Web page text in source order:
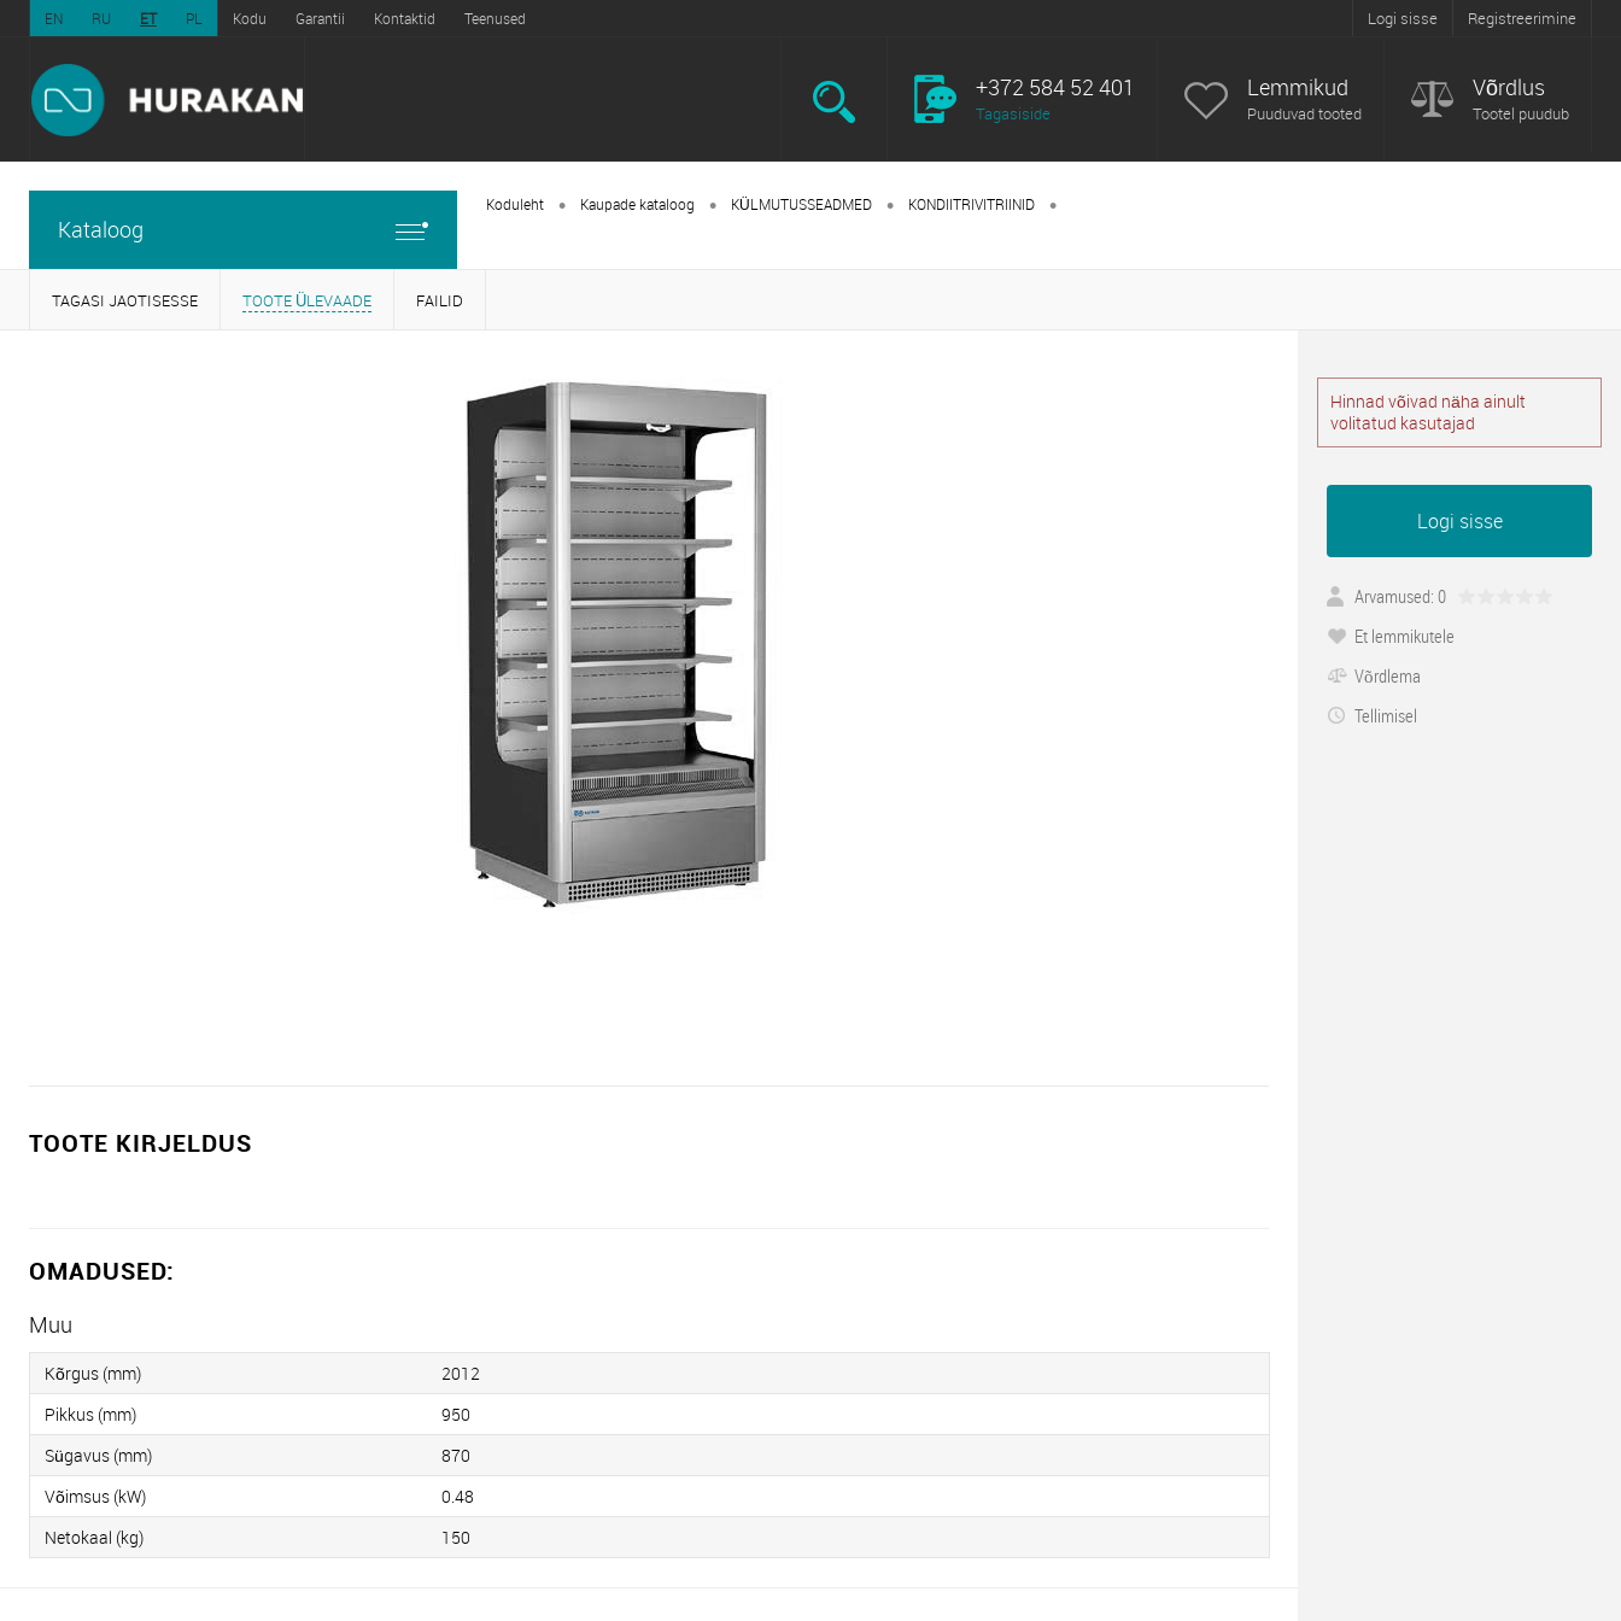
EN RU ET PL Kodu Garantii Kontaktid Teenused Logi sisse Registreerimine
+372 584 52 401
Tagasiside
Lemmikud
Puuduvad tooted
Võrdlus
Tootel puudub
Kataloog
Koduleht • Kaupade kataloog • KÜLMUTUSSEADMED • KONDIITRIVITRIINID •
TAGASI JAOTISESSE TOOTE ÜLEVAADE FAILID
TOOTE KIRJELDUS
OMADUSED:
Muu
Kõrgus (mm)
2012
Pikkus (mm)
950
Sügavus (mm)
870
Võimsus (kW)
0.48
Netokaal (kg)
150
Hinnad võivad näha ainult
volitatud kasutajad
Logi sisse
Arvamused: 0
Et lemmikutele
Võrdlema
Tellimisel